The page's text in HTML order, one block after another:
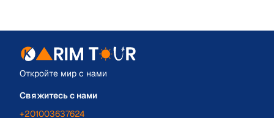
Откройте мир с нами
Свяжитесь с нами
+201003637624